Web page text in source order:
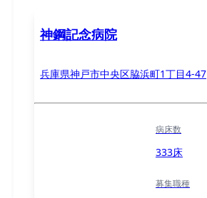
神鋼記念病院
兵庫県神戸市中央区脇浜町1丁目4-47
病床数
333床
募集職種